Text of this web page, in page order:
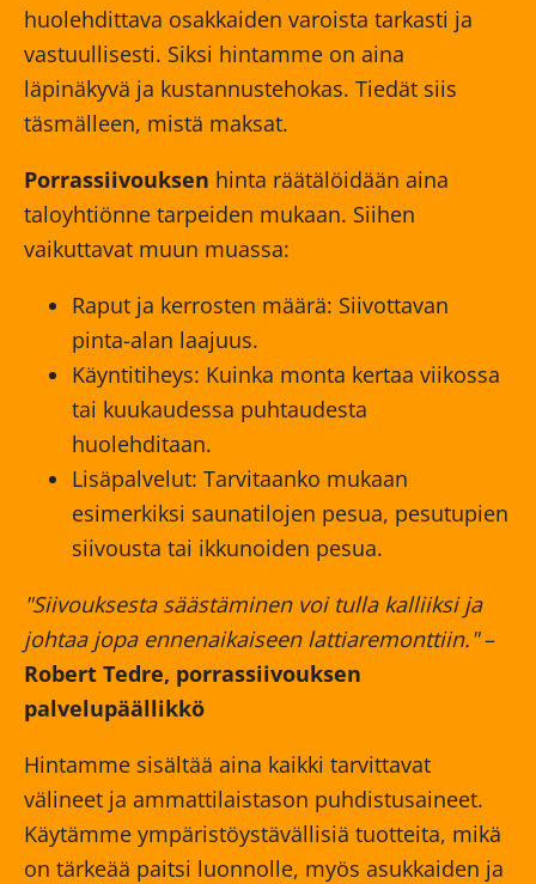
huolehdittava osakkaiden varoista tarkasti ja
vastuullisesti. Siksi hintamme on aina
läpinäkyvä ja kustannustehokas. Tiedät siis
täsmälleen, mistä maksat.
Porrassiivouksen hinta räätälöidään aina
taloyhtiönne tarpeiden mukaan. Siihen
vaikuttavat muun muassa:
Raput ja kerrosten määrä: Siivottavan
pinta-alan laajuus.
Käyntitiheys: Kuinka monta kertaa viikossa
tai kuukaudessa puhtaudesta
huolehditaan.
Lisäpalvelut: Tarvitaanko mukaan
esimerkiksi saunatilojen pesua, pesutupien
siivousta tai ikkunoiden pesua.
"Siivouksesta säästäminen voi tulla kalliiksi ja
johtaa jopa ennenaikaiseen lattiaremonttiin."–
Robert Tedre, porrassiivouksen
palvelupäällikkö
Hintamme sisältää aina kaikki tarvittavat
välineet ja ammattilaistason puhdistusaineet.
Käytämme ympäristöystävällisiä tuotteita, mikä
on tärkeää paitsi luonnolle, myös asukkaiden ja